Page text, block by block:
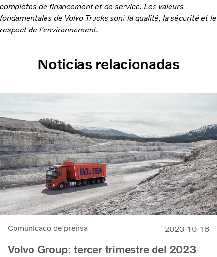
complètes de financement et de service. Les valeurs
fondamentales de Volvo Trucks sont la qualité, la sécurité et le
respect de l'environnement.
Noticias relacionadas
Comunicado de prensa 2023-10-18
Volvo Group: tercer trimestre del 2023